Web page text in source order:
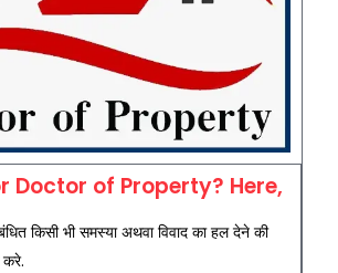
Doctor of Property? Here,
किसी भी समस्या अथवा विवाद का हल देने की